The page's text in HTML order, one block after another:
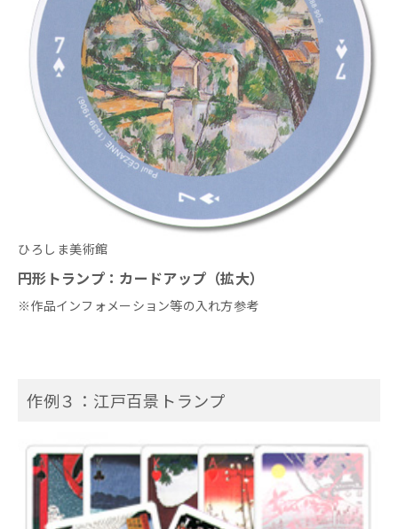
ひろしま美術館
円形トランプ：カードアップ（拡大）
※作品インフォメーション等の入れ方参考
作例３：江戸百景トランプ